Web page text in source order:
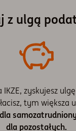
z ulgą
IKZE, zyskujesz
tym większa
dla pozostałych.